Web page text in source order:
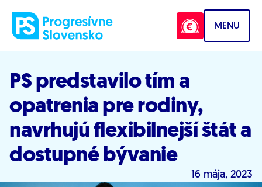
MENU
PS predstavilo tím a
opatrenia pre rodiny,
navrhujú flexibilnejší štát a
dostupné bývanie
16 mája, 2023